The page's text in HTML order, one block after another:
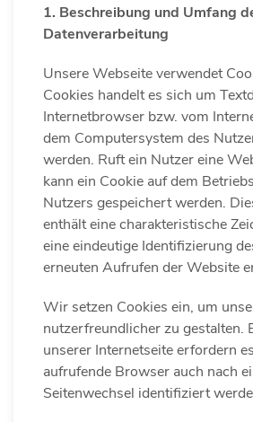
1. Beschreibung und Umfang
Datenverarbeitung
Unsere Webseite verwendet
Cookies handelt es sich um
Internetbrowser bzw. vom
dem Computersystem des
werden. Ruft ein Nutzer eine
kann ein Cookie auf dem
Nutzers gespeichert werden.
enthält eine charakteristische
eine eindeutige Identifizierung
erneuten Aufrufen der Website
Wir setzen Cookies ein, um
nutzerfreundlicher zu gestalten.
unserer Internetseite erfordern
aufrufende Browser auch nach
Seitenwechsel identifiziert